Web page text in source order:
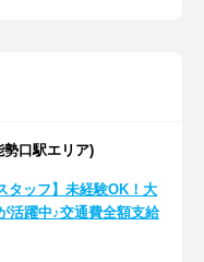
口駅エリア)
タッフ】未経験OK！大
活躍中♪交通費全額支給